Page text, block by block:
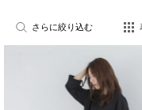
さらに絞り込む